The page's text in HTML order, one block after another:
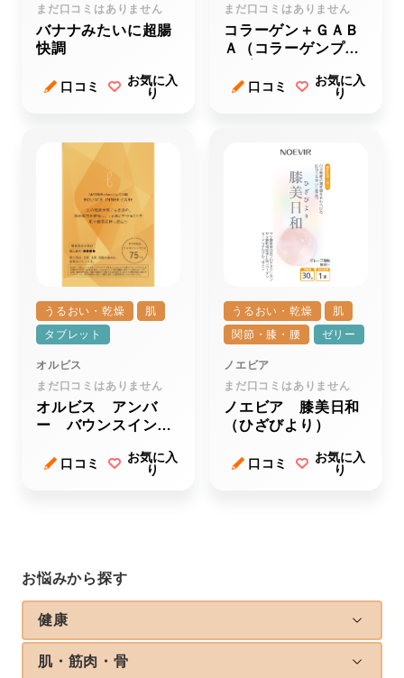
お悩みから探す
健康
肌・筋肉・骨
まだ口コミはありません
バナナみたいに超腸
快調
口コミ
お気に入
り
まだ口コミはありません
コラーゲン＋ＧＡＢ
Ａ（コラーゲンプラ
口コミ
お気に入
り
うるおい・乾燥
肌
タブレット
オルビス
まだ口コミはありません
オルビス アンバ
ー バウンスインナ
口コミ
お気に入
り
うるおい・乾燥
肌
関節・膝・腰
ゼリー
ノエビア
まだ口コミはありません
ノエビア 膝美日和
（ひざびより）
口コミ
お気に入
り